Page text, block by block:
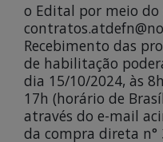
o Edital por meio do
Recebimento das
de habilitação
dia 15/10/2024, às
17h (horário de
através do e-mail
da compra direta n°